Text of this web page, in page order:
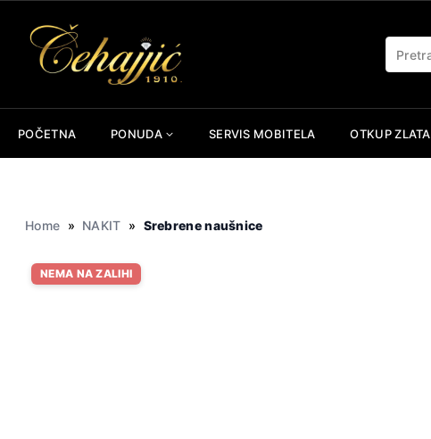
content
POČETNA PONUDA SERVIS MOBITELA OTKUP ZLATA
Home » NAKIT » Srebrene naušnice
NEMA NA ZALIHI